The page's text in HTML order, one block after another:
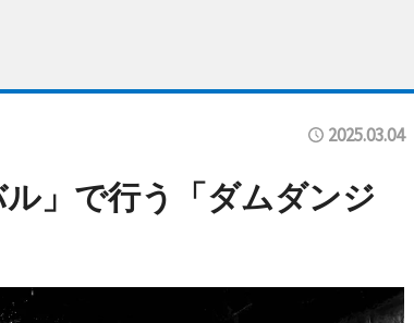
2025.03.04
」で行う「ダムダンジ